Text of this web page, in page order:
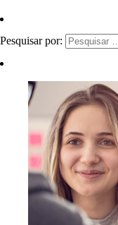
Pesquisar por: